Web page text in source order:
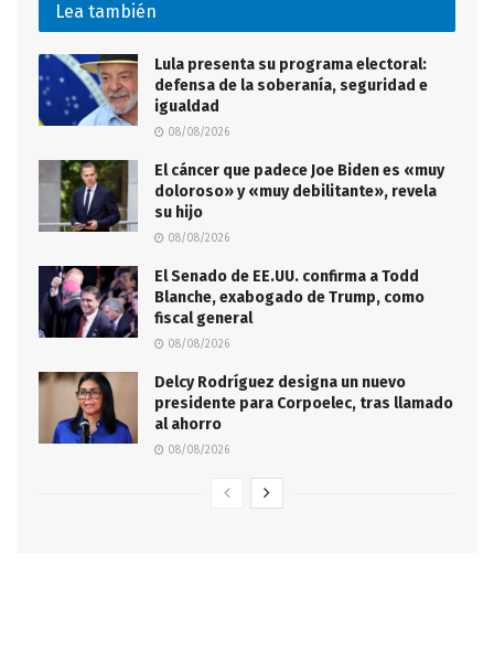
Lea también
Lula presenta su programa electoral:
defensa de la soberanía, seguridad e
igualdad
08/08/2026
El cáncer que padece Joe Biden es «muy
doloroso» y «muy debilitante», revela
su hijo
08/08/2026
El Senado de EE.UU. confirma a Todd
Blanche, exabogado de Trump, como
fiscal general
08/08/2026
Delcy Rodríguez designa un nuevo
presidente para Corpoelec, tras llamado
al ahorro
08/08/2026